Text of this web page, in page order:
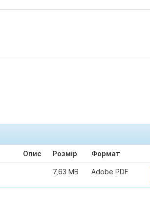
Опис Розмір Формат
7,63 MB Adobe PDF